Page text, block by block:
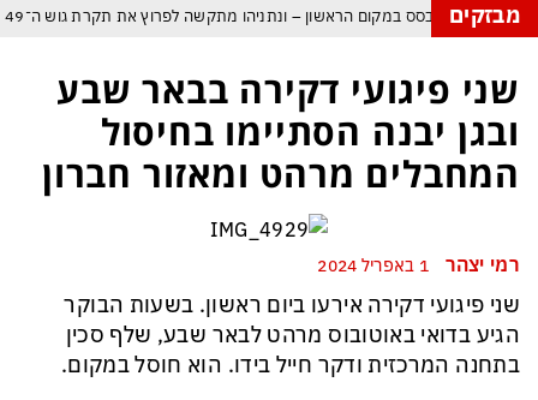
מבזקים
– איזנקוט מתבסס במקום הראשון – ונתניהו מתקשה לפרוץ את תקרת גוש ה־49
עומאן לגבי תפעול משותף של מצר הורמוז – אם טראמפ יאשר המלחמה תסתיים
מי היה מאמין שבאר שבע תנצח את הכוכב האדום?
ומיירטים להגנה – טראמפ נשאר רק עם ציוצי האיום המגוחכים שלא מזיזים לטהרן
כמדיניות: כך הפכה ההוצאה להורג לכלי ההרתעה המרכזי של המשטר האיראני
א-סיסי, ארדואן ושליט קטאר מכנסים פגישת ״כיפה אדומה״ לנתניהו בנושא
שני פיגועי דקירה בבאר שבע
ובגן יבנה הסתיימו בחיסול
המחבלים מרהט ומאזור חברון
רמי יצהר
שני פיגועי דקירה אירעו ביום ראשון. בשעות הבוקר
הגיע בדואי באוטובוס מרהט לבאר שבע, שלף סכין
בתחנה המרכזית ודקר חייל בידו. הוא חוסל במקום.